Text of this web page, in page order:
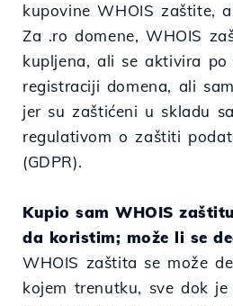
kupovine WHOIS zaštite,
Za .ro domene, WHOIS
kupljena, ali se aktivira
registraciji domena, ali
jer su zaštićeni u skladu
regulativom o zaštiti
(GDPR).
Kupio sam WHOIS
da koristim; može li se
WHOIS zaštita se može
kojem trenutku, sve dok